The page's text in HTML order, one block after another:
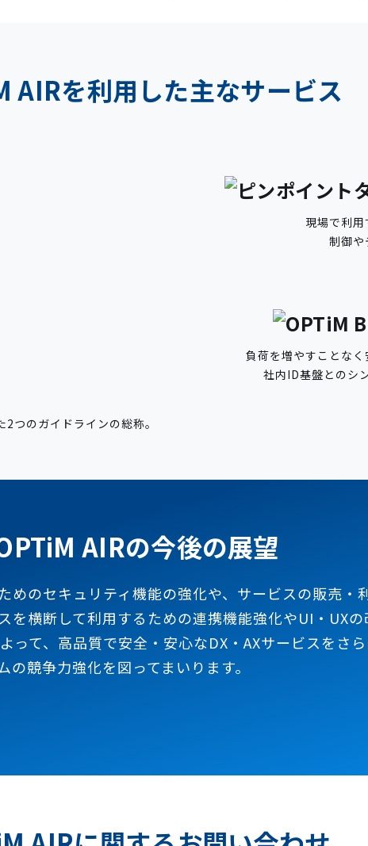
AIRを利用した主なサービス
現場で利
制御や
負荷を増やすことな
社内ID基盤とのシ
つのガイドラインの総称。
AIRの今後の展望
めのセキュリティ機能の強化や、サービスの販売・
を横断して利用するための連携機能強化やUI・UX
って、高品質で安全・安心なDX・AXサービスをさ
競争力強化を図ってまいります。